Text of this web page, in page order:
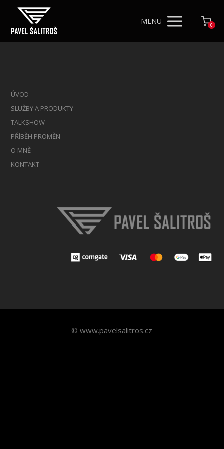
MENU 0
ÚVOD
SLUŽBY A PRODUKTY
TALKSHOW
PŘÍBĚH PROMĚN
O MNĚ
KONTAKT
© www.pavelsalitros.cz